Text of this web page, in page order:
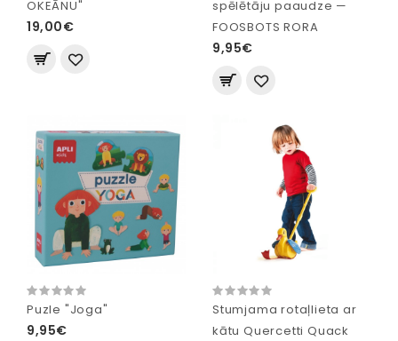
OKEĀNU"
19,00€
spēlētāju paaudze —
FOOSBOTS RORA
9,95€
Puzle "Joga"
9,95€
Stumjama rotaļlieta ar
kātu Quercetti Quack